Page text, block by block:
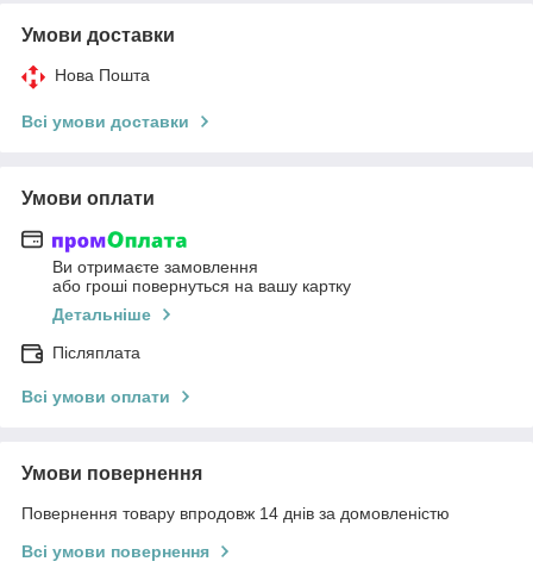
Умови доставки
Нова Пошта
Всі умови доставки
Умови оплати
Ви отримаєте замовлення
або гроші повернуться на вашу картку
Детальніше
Післяплата
Всі умови оплати
Умови повернення
Повернення товару впродовж 14 днів за домовленістю
Всі умови повернення